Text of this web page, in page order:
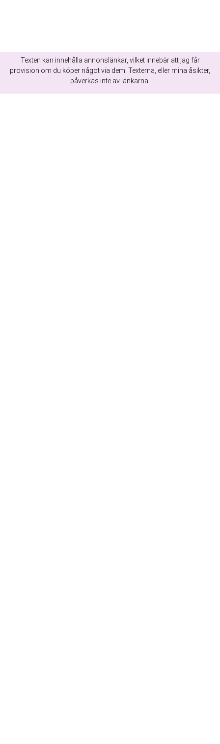
Texten kan innehålla annonslänkar, vilket innebär att jag får
provision om du köper något via dem. Texterna, eller mina åsikter,
påverkas inte av länkarna.